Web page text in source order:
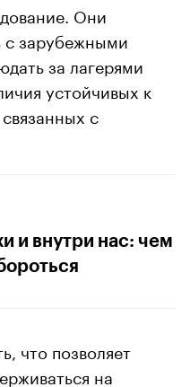
Они
с зарубежными
за лагерями
устойчивых к
с
и внутри нас: чем
что позволяет
на